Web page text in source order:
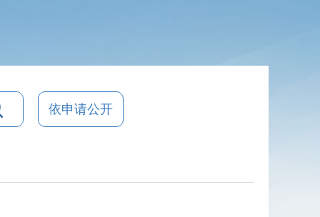
依申请公开